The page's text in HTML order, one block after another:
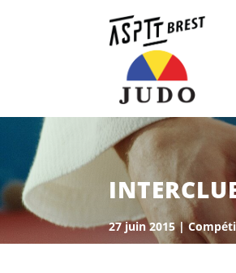
27 juin 2015|